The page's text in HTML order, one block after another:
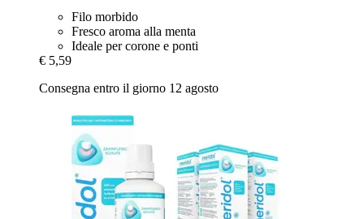
Filo morbido
Fresco aroma alla menta
Ideale per corone e ponti
€ 5,59
Consegna entro il giorno 12 agosto